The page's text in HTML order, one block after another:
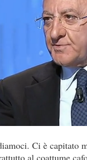
Ci è capitato
al coattume